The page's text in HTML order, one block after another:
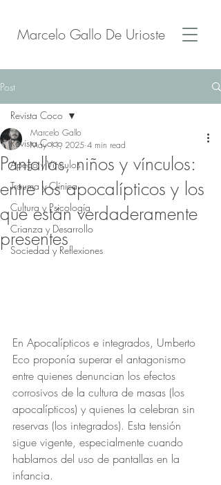
Marcelo Gallo De Urioste
Post
Revista Coco
Apego y Vínculos
Trauma y Clínica
Cultura y Psicología
Crianza y Desarrollo
Sociedad y Reflexiones
Revista Coco
Pantallas, niños y vínculos:
entre los apocalípticos y los
que están verdaderamente
presentes
Marcelo Gallo
May 11, 2025 4 min read
En Apocalípticos e integrados, Umberto
Eco proponía superar el antagonismo
entre quienes denuncian los efectos
corrosivos de la cultura de masas (los
apocalípticos) y quienes la celebran sin
reservas (los integrados). Esta tensión
sigue vigente, especialmente cuando
hablamos del uso de pantallas en la
infancia.